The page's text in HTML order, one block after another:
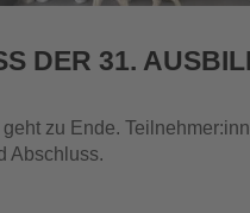
DER 31.
zu Ende.
Abschluss.